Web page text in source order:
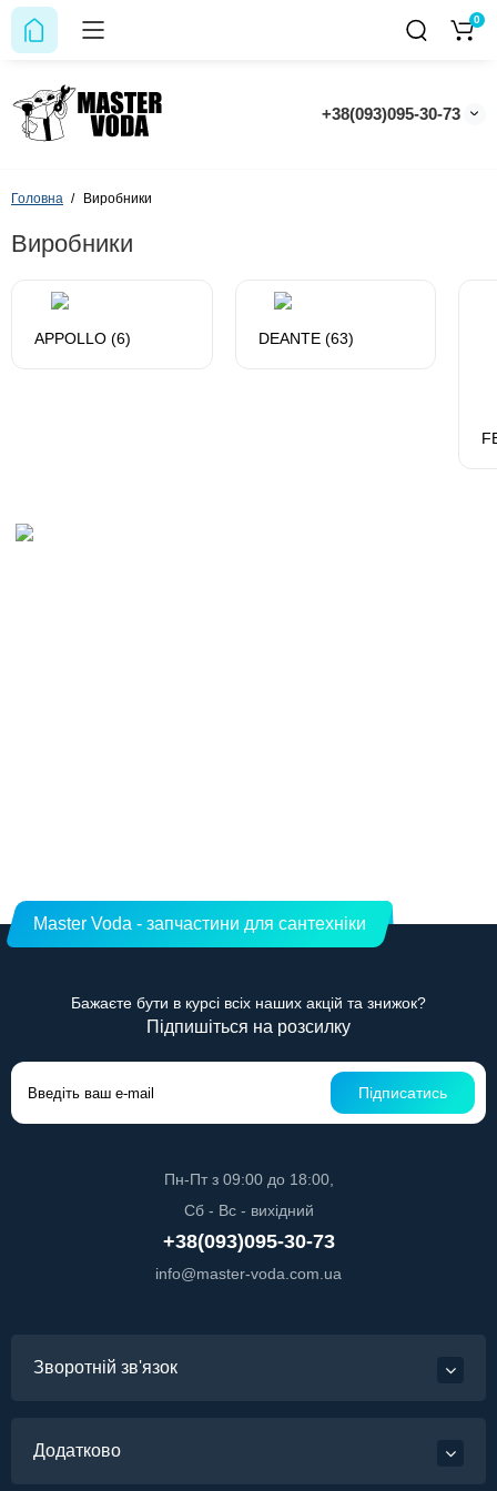
+38(093)095-30-73
0
Головна Виробники
Виробники
APPOLLO (6) DEANTE (63)
Master Voda - запчастини для сантехніки
Бажаєте бути в курсі всіх наших акцій та знижок?
Підпишіться на розсилку
Підписатись
Пн-Пт з 09:00 до 18:00,
Сб - Вс - вихідний
+38(093)095-30-73
info@master-voda.com.ua
Зворотній зв'язок
Додатково